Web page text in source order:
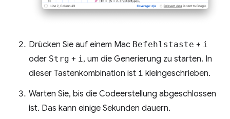
Drücken Sie auf einem Mac Befehlstaste + i
oder Strg + i , um die Generierung zu starten. In
dieser Tastenkombination ist i kleingeschrieben.
Warten Sie, bis die Codeerstellung abgeschlossen
ist. Das kann einige Sekunden dauern.